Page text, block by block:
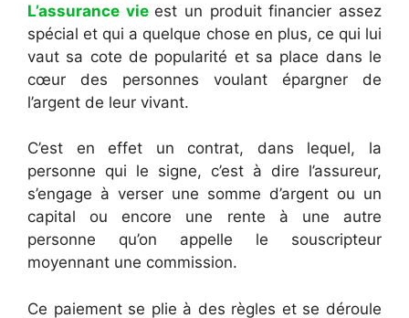
L’assurance vie est un produit financier assez
spécial et qui a quelque chose en plus, ce qui lui
vaut sa cote de popularité et sa place dans le
cœur des personnes voulant épargner de
l’argent de leur vivant.
C’est en effet un contrat, dans lequel, la
personne qui le signe, c’est à dire l’assureur,
s’engage à verser une somme d’argent ou un
capital ou encore une rente à une autre
personne qu’on appelle le souscripteur
moyennant une commission.
Ce paiement se plie à des règles et se déroule